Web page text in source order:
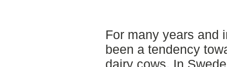
For many years and
been a tendency
dairy cows. In